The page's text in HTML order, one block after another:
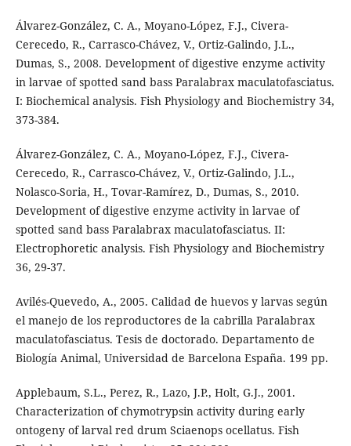
Álvarez-González, C. A., Moyano-López, F.J., Civera-
Cerecedo, R., Carrasco-Chávez, V., Ortiz-Galindo, J.L.,
Dumas, S., 2008. Development of digestive enzyme activity
in larvae of spotted sand bass Paralabrax maculatofasciatus.
I: Biochemical analysis. Fish Physiology and Biochemistry 34,
373-384.
Álvarez-González, C. A., Moyano-López, F.J., Civera-
Cerecedo, R., Carrasco-Chávez, V., Ortiz-Galindo, J.L.,
Nolasco-Soria, H., Tovar-Ramírez, D., Dumas, S., 2010.
Development of digestive enzyme activity in larvae of
spotted sand bass Paralabrax maculatofasciatus. II:
Electrophoretic analysis. Fish Physiology and Biochemistry
36, 29-37.
Avilés-Quevedo, A., 2005. Calidad de huevos y larvas según
el manejo de los reproductores de la cabrilla Paralabrax
maculatofasciatus. Tesis de doctorado. Departamento de
Biología Animal, Universidad de Barcelona España. 199 pp.
Applebaum, S.L., Perez, R., Lazo, J.P., Holt, G.J., 2001.
Characterization of chymotrypsin activity during early
ontogeny of larval red drum Sciaenops ocellatus. Fish